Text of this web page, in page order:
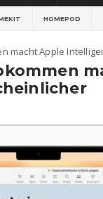
HOMEPOD
macht Apple